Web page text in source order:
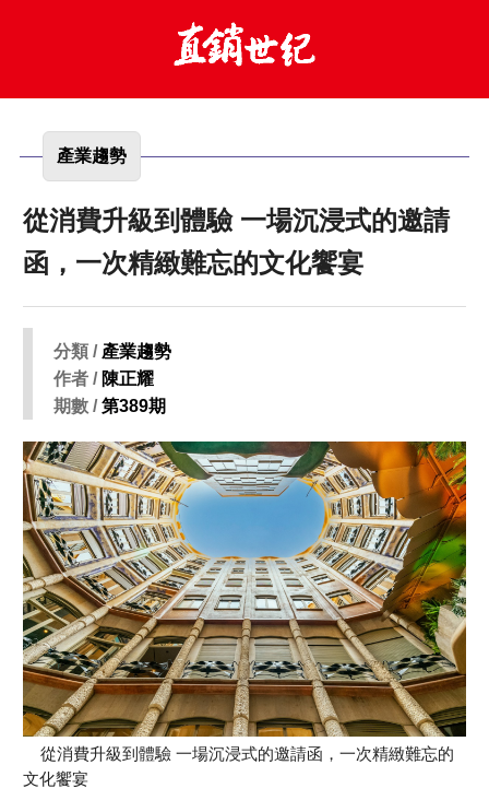
產業趨勢
從消費升級到體驗 一場沉浸式的邀請
函，一次精緻難忘的文化饗宴
分類 / 產業趨勢
作者 / 陳正耀
期數 /第389期
從消費升級到體驗 一場沉浸式的邀請函，一次精緻難忘的
文化饗宴